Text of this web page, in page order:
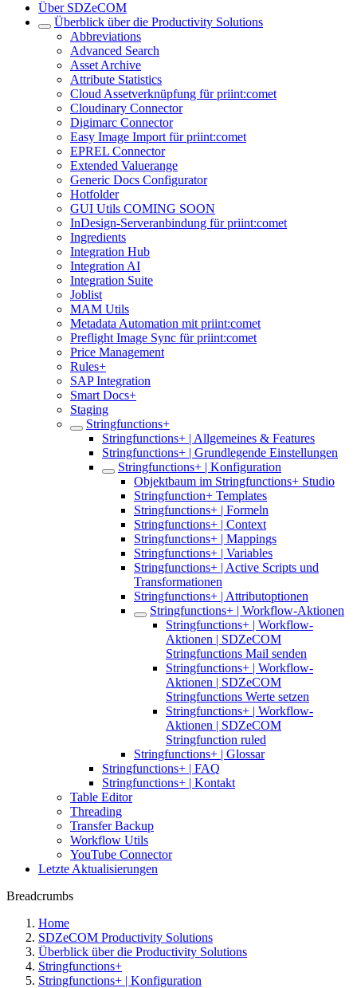
Über SDZeCOM
Überblick über die Productivity Solutions
Abbreviations
Advanced Search
Asset Archive
Attribute Statistics
Cloud Assetverknüpfung für priint:comet
Cloudinary Connector
Digimarc Connector
Easy Image Import für priint:comet
EPREL Connector
Extended Valuerange
Generic Docs Configurator
Hotfolder
GUI Utils COMING SOON
InDesign-Serveranbindung für priint:comet
Ingredients
Integration Hub
Integration AI
Integration Suite
Joblist
MAM Utils
Metadata Automation mit priint:comet
Preflight Image Sync für priint:comet
Price Management
Rules+
SAP Integration
Smart Docs+
Staging
Stringfunctions+
Stringfunctions+ | Allgemeines & Features
Stringfunctions+ | Grundlegende Einstellungen
Stringfunctions+ | Konfiguration
Objektbaum im Stringfunctions+ Studio
Stringfunction+ Templates
Stringfunctions+ | Formeln
Stringfunctions+ | Context
Stringfunctions+ | Mappings
Stringfunctions+ | Variables
Stringfunctions+ | Active Scripts und
Transformationen
Stringfunctions+ | Attributoptionen
Stringfunctions+ | Workflow-Aktionen
Stringfunctions+ | Workflow-
Aktionen | SDZeCOM
Stringfunctions Mail senden
Stringfunctions+ | Workflow-
Aktionen | SDZeCOM
Stringfunctions Werte setzen
Stringfunctions+ | Workflow-
Aktionen | SDZeCOM
Stringfunction ruled
Stringfunctions+ | Glossar
Stringfunctions+ | FAQ
Stringfunctions+ | Kontakt
Table Editor
Threading
Transfer Backup
Workflow Utils
YouTube Connector
Letzte Aktualisierungen
Breadcrumbs
Home
SDZeCOM Productivity Solutions
Überblick über die Productivity Solutions
Stringfunctions+
Stringfunctions+ | Konfiguration